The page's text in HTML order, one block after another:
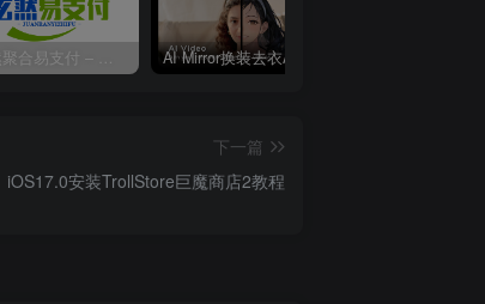
下一篇
iOS17.0安装TrollStore巨魔商店2教程